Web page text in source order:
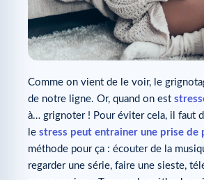
Comme on vient de le voir, le
de notre ligne. Or, quand on est
à… grignoter ! Pour éviter cela, il faut
le stress peut entrainer une prise de
méthode pour ça : écouter de la
regarder une série, faire une sieste,